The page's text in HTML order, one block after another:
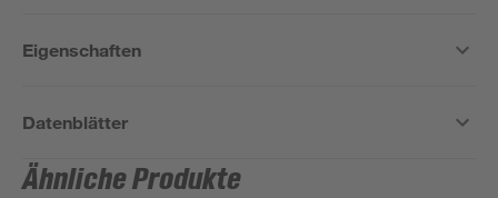
Eigenschaften
Datenblätter
Ähnliche Produkte